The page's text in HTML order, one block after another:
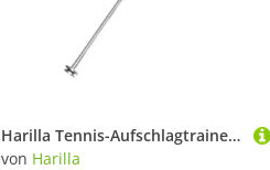
Harilla Tennis-Aufschlagtrainer, Tennis-Schwungtrainer, Tonerinnerung für Kraft, Flexibilität und Tempo, Leichter Tennis-Aufschlagtrainer, Gewicht 325g
von Harilla